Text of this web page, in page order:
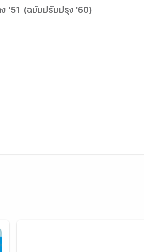
ง '51 (ฉบับปรับปรุง '60)